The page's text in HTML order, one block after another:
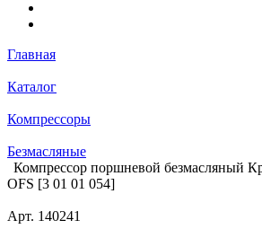
Главная
Каталог
Компрессоры
Безмасляные
Компрессор поршневой безмасляный
OFS [3 01 01 054]
Арт. 140241